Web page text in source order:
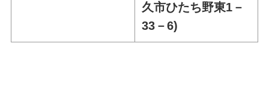
久市ひたち野東1－
33－6)